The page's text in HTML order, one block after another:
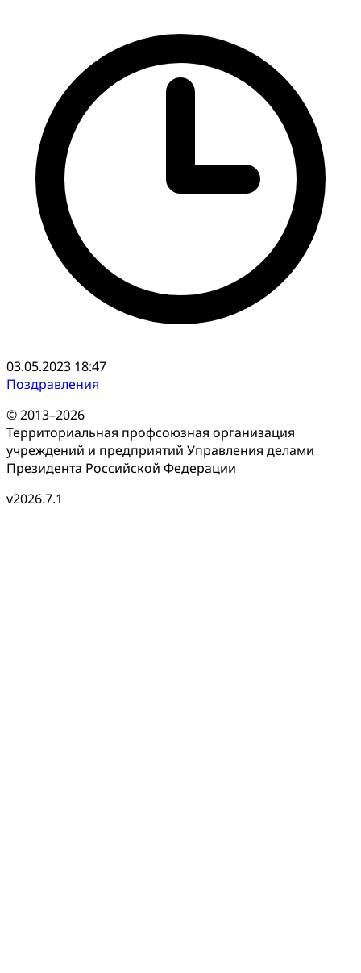
03.05.2023 18:47
Поздравления
© 2013–2026
Территориальная профсоюзная организация
учреждений и предприятий Управления делами
Президента Российской Федерации
v2026.7.1